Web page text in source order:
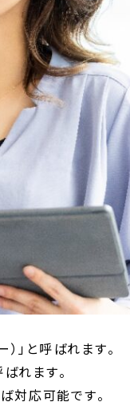
」と呼ばれます。
れます。
対応可能です。